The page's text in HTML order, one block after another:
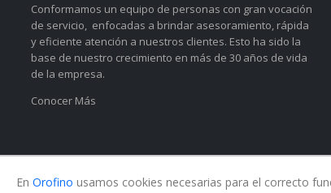
Conformamos un equipo de personas con gran vocación
de servicio, enfocadas a brindar asesoramiento, rápida
y eficiente atención a nuestros clientes. Esto ha sido la
base de nuestro crecimiento en más de 30 años de vida
de la empresa.
Conocer Más
En Orofino usamos cookies necesarias para el correcto